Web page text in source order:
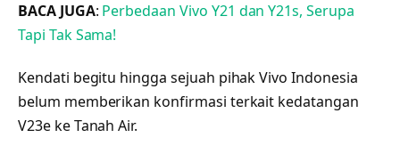
BACA JUGA: Perbedaan Vivo Y21 dan Y21s, Serupa
Tapi Tak Sama!
Kendati begitu hingga sejuah pihak Vivo Indonesia
belum memberikan konfirmasi terkait kedatangan
V23e ke Tanah Air.